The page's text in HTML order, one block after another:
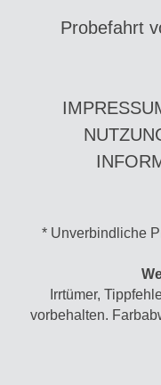
Probefahrt
* Unverbindliche
Irrtümer,
vorbehalten.